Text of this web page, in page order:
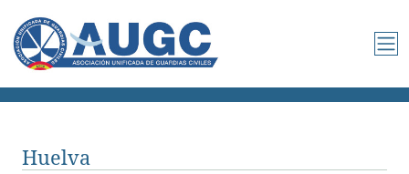
Huelva